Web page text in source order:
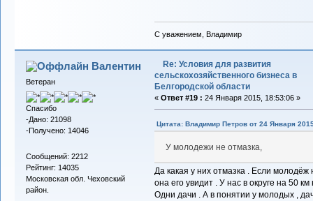
С уважением, Владимир
Валентин
Ветеран
Спасибо
-Дано: 21098
-Получено: 14046
Сообщений: 2212
Рейтинг: 14035
Московская обл. Чеховский
район.
Re: Условия для развития
сельскохозяйственного бизнеса в
Белгородской области
« Ответ #19 : 24 Января 2015, 18:53:06 »
Цитата: Владимир Петров от 24 Января
У молодежи не отмазка,
Да какая у них отмазка . Если молодёж
она его увидит . У нас в округе на 50
Одни дачи . А в понятии у молодых ,